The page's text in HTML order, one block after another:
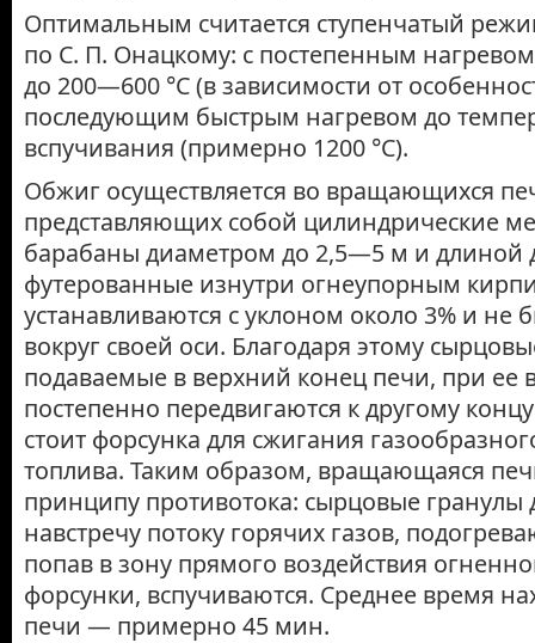
Оптимальным считается ступенчатый
по С. П. Онацкому: с постепенным
до 200—600 °С (в зависимости от
последующим быстрым нагревом до
вспучивания (примерно 1200 °С).
Обжиг осуществляется во вращающихся
представляющих собой цилиндрические
барабаны диаметром до 2,5—5 м и длиной
футерованные изнутри огнеупорным
устанавливаются с уклоном около 3% и не
вокруг своей оси. Благодаря этому
подаваемые в верхний конец печи, при ее
постепенно передвигаются к другому
стоит форсунка для сжигания
топлива. Таким образом, вращающаяся
принципу противотока: сырцовые гранулы
навстречу потоку горячих газов,
попав в зону прямого воздействия
форсунки, вспучиваются. Среднее время
печи — примерно 45 мин.